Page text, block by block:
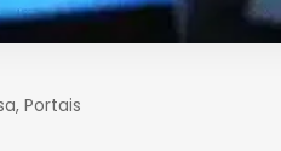
, Portais